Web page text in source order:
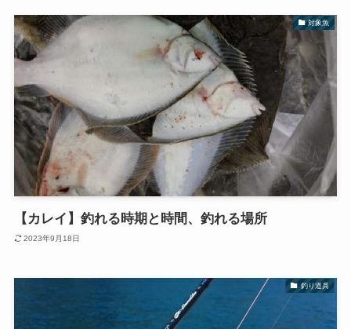
対象魚
【カレイ】釣れる時期と時間、釣れる場所
2023年9月18日
釣り道具